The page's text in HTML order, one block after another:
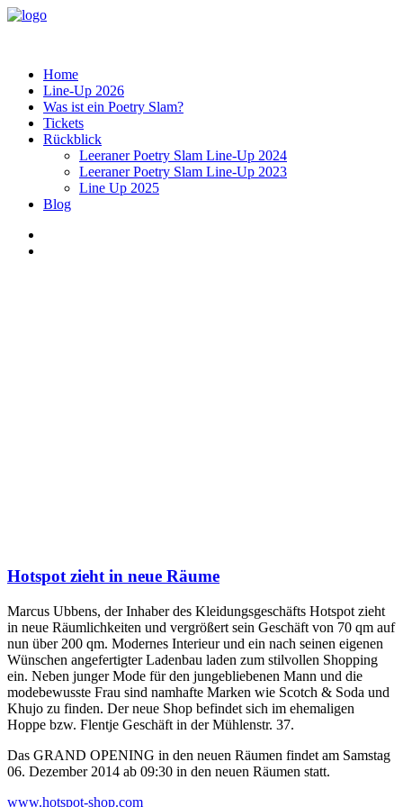
Home
Line-Up 2026
Was ist ein Poetry Slam?
Tickets
Rückblick
Leeraner Poetry Slam Line-Up 2024
Leeraner Poetry Slam Line-Up 2023
Line Up 2025
Blog
Hotspot zieht in neue Räume
Marcus Ubbens, der Inhaber des Kleidungsgeschäfts Hotspot zieht
in neue Räumlichkeiten und vergrößert sein Geschäft von 70 qm auf
nun über 200 qm. Modernes Interieur und ein nach seinen eigenen
Wünschen angefertigter Ladenbau laden zum stilvollen Shopping
ein. Neben junger Mode für den jungebliebenen Mann und die
modebewusste Frau sind namhafte Marken wie Scotch & Soda und
Khujo zu finden. Der neue Shop befindet sich im ehemaligen
Hoppe bzw. Flentje Geschäft in der Mühlenstr. 37.
Das GRAND OPENING in den neuen Räumen findet am Samstag
06. Dezember 2014 ab 09:30 in den neuen Räumen statt.
www.hotspot-shop.com